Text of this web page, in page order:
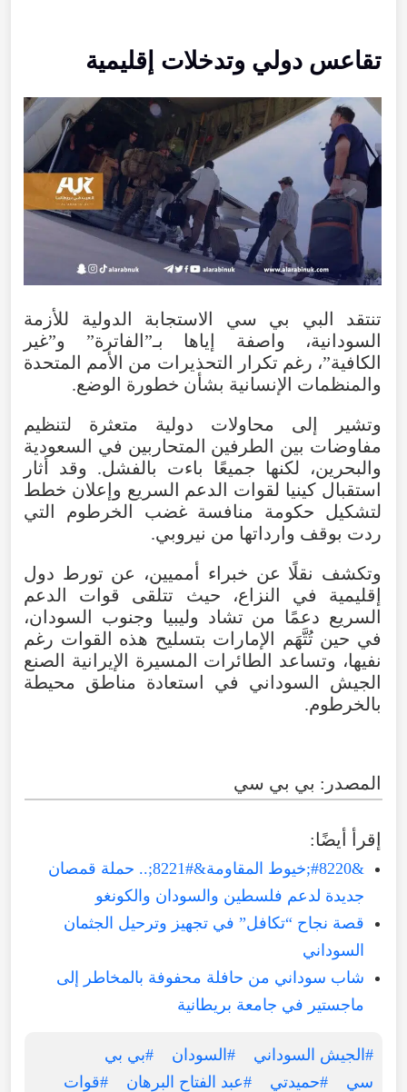
تقاعس دولي وتدخلات إقليمية
تنتقد البي بي سي الاستجابة الدولية للأزمة
السودانية، واصفة إياها بـ”الفاترة” و”غير
الكافية”، رغم تكرار التحذيرات من الأمم المتحدة
والمنظمات الإنسانية بشأن خطورة الوضع.
وتشير إلى محاولات دولية متعثرة لتنظيم
مفاوضات بين الطرفين المتحاربين في السعودية
والبحرين، لكنها جميعًا باءت بالفشل. وقد أثار
استقبال كينيا لقوات الدعم السريع وإعلان خطط
لتشكيل حكومة منافسة غضب الخرطوم التي
ردت بوقف وارداتها من نيروبي.
وتكشف نقلًا عن خبراء أمميين، عن تورط دول
إقليمية في النزاع، حيث تتلقى قوات الدعم
السريع دعمًا من تشاد وليبيا وجنوب السودان،
في حين تُتَّهَم الإمارات بتسليح هذه القوات رغم
نفيها، وتساعد الطائرات المسيرة الإيرانية الصنع
الجيش السوداني في استعادة مناطق محيطة
بالخرطوم.
المصدر: بي بي سي
إقرأ أيضًا:
&#8220;خيوط المقاومة&#8221;.. حملة قمصان
جديدة لدعم فلسطين والسودان والكونغو
قصة نجاح “تكافل” في تجهيز وترحيل الجثمان
السوداني
شاب سوداني من حافلة محفوفة بالمخاطر إلى
ماجستير في جامعة بريطانية
#الجيش السوداني #السودان
#بي بي
سي
#حميدتي #عبد الفتاح البرهان
#قوات